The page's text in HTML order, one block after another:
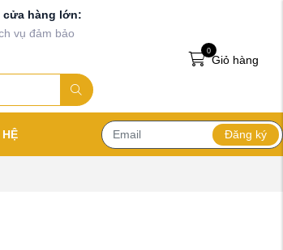
cửa hàng lớn:
vụ đảm bảo
Giỏ hàng
0
HỆ Đăng ký